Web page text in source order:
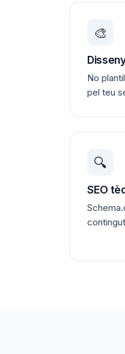
🎨
No
pel teu
🔍
SEO